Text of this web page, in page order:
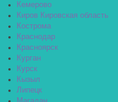
Кемерово
Киров Кировская область
Кострома
Краснодар
Красноярск
Курган
Курск
Кызыл
Липецк